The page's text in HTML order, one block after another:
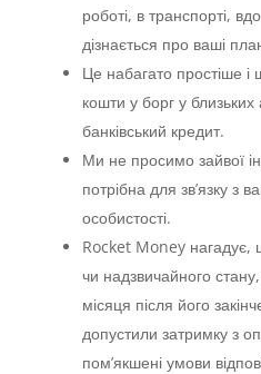
роботі, в транспорті,
дізнається про ваші
Це набагато простіше
кошти у борг у
банківський кредит.
Ми не просимо зайвої
потрібна для зв’язку з
особистості.
Rocket Money нагадує,
чи надзвичайного
місяця після його
допустили затримку з
пом’якшені умови